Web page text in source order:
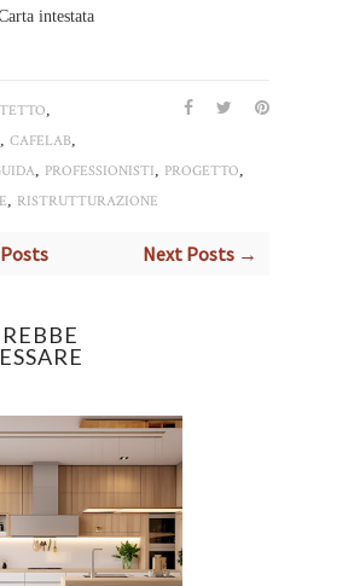
intestata
,
, CAFELAB,
, PROFESSIONISTI, PROGETTO,
, RISTRUTTURAZIONE
Next Posts →